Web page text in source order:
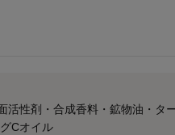
活性剤・合成香料・鉱物油・タ
Cオイル